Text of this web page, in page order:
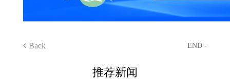
Back END -
推荐新闻